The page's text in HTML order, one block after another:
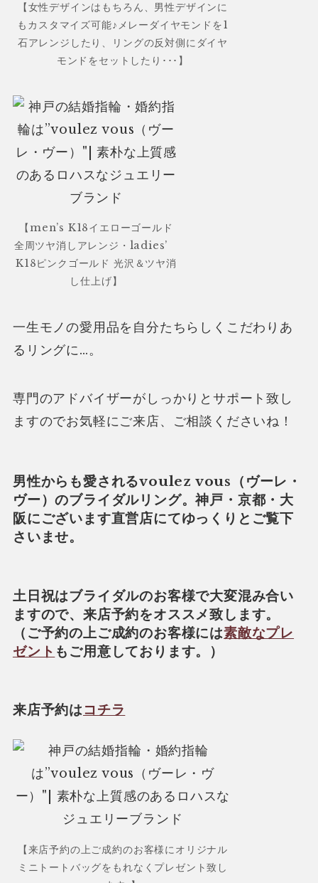
【女性デザインはもちろん、男性デザインに
もカスタマイズ可能♪メレーダイヤモンドを1
石アレンジしたり、リングの反対側にダイヤ
モンドをセットしたり･･･】
【men’s K18イエローゴールド
全周ツヤ消しアレンジ・ladies’
K18ピンクゴールド 光沢＆ツヤ消
し仕上げ】
一生モノの愛用品を自分たちらしくこだわりあ
るリングに…。
専門のアドバイザーがしっかりとサポート致し
ますのでお気軽にご来店、ご相談くださいね！
男性からも愛されるvoulez vous（ヴーレ・
ヴー）のブライダルリング。神戸・京都・大
阪にございます直営店にてゆっくりとご覧下
さいませ。
土日祝はブライダルのお客様で大変混み合い
ますので、来店予約をオススメ致します。
（ご予約の上ご成約のお客様には素敵なプレ
ゼント もご用意しております。）
来店予約はコチラ
【来店予約の上ご成約のお客様にオリジナル
ミニトートバッグをもれなくプレゼント致し